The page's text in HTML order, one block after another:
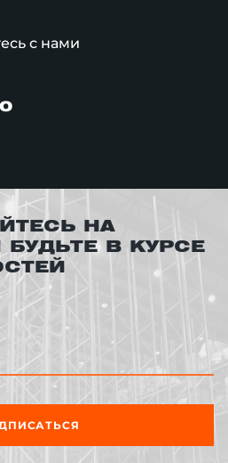
с нами
НА
В КУРСЕ